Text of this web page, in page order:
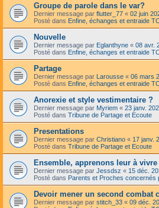
Groupe de parole dans le var?
Dernier message par flutter_77 « 02 juin
Posté dans Enfine, échanges et entraide
Nouvelle
Dernier message par Eglanthyne « 08 avr.
Posté dans Enfine, échanges et entraide
Partage
Dernier message par Larousse « 06 mars
Posté dans Enfine, échanges et entraide
Anorexie et style vestimentaire ?
Dernier message par Myriem « 23 janv.
Posté dans Tribune de Partage et Ecoute
Presentations
Dernier message par Christiano « 17 janv.
Posté dans Tribune de Partage et Ecoute
Ensemble, apprenons leur à vivre
Dernier message par Jessdsz « 15 déc.
Posté dans Parents et Proches concernés
Devoir mener un second combat
Dernier message par stitch_33 « 09 déc.